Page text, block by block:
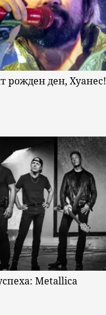
рожден ден, Хуанес!
Metallica